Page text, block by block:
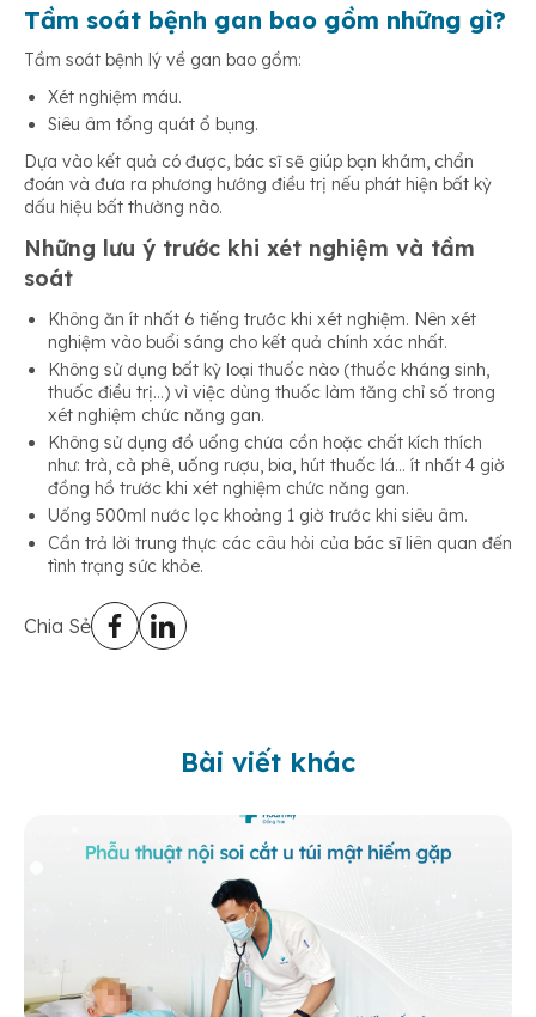
Tầm soát bệnh gan bao gồm những gì?
Tầm soát bệnh lý về gan bao gồm:
Xét nghiệm máu.
Siêu âm tổng quát ổ bụng.
Dựa vào kết quả có được, bác sĩ sẽ giúp bạn khám, chẩn
đoán và đưa ra phương hướng điều trị nếu phát hiện bất kỳ
dấu hiệu bất thường nào.
Những lưu ý trước khi xét nghiệm và tầm
soát
Không ăn ít nhất 6 tiếng trước khi xét nghiệm. Nên xét
nghiệm vào buổi sáng cho kết quả chính xác nhất.
Không sử dụng bất kỳ loại thuốc nào (thuốc kháng sinh,
thuốc điều trị…) vì việc dùng thuốc làm tăng chỉ số trong
xét nghiệm chức năng gan.
Không sử dụng đồ uống chứa cồn hoặc chất kích thích
như: trà, cà phê, uống rượu, bia, hút thuốc lá… ít nhất 4 giờ
đồng hồ trước khi xét nghiệm chức năng gan.
Uống 500ml nước lọc khoảng 1 giờ trước khi siêu âm.
Cần trả lời trung thực các câu hỏi của bác sĩ liên quan đến
tình trạng sức khỏe.
Chia Sẻ
Bài viết khác